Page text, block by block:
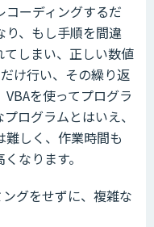
ーディングするだ
り、もし手順を間違
しまい、正しい数値
け行い、その繰り返
を使ってプログラ
ログラムとはいえ、
難しく、作業時間も
なります。
グをせずに、複雑な